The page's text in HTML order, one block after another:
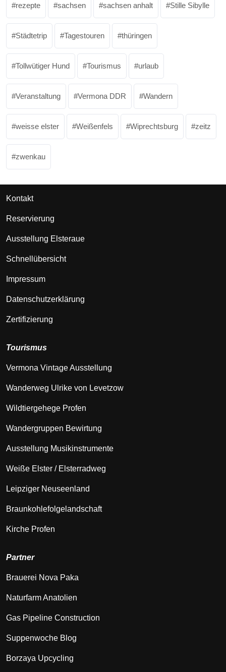
rezepte sachsen sachsen anhalt Stille Sibylle
Städtetrip Tagestouren thüringen
Tollwütiger Hund Tourismus urlaub
Veranstaltung Vermona DDR Wandern
weisse elster Weißenfels Wiprechtsburg zeitz
zwenkau
Kontakt
Reservierung
Ausstellung Elsteraue
Schnellübersicht
Impressum
Datenschutzerklärung
Zertifizierung
Tourismus
Vermona Vintage Ausstellung
Wanderweg Ulrike von Levetzow
Wildtiergehege Profen
Wandergruppen Bewirtung
Ausstellung Musikinstrumente
Weiße Elster / Elsterradweg
Leipziger Neuseenland
Braunkohlefolgelandschaft
Kirche Profen
Partner
Brauerei Nova Paka
Naturfarm Anatolien
Gas Pipeline Construction
Suppenwoche Blog
Borzaya Upcycling